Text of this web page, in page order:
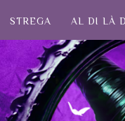
STREGA AL DI LÀ